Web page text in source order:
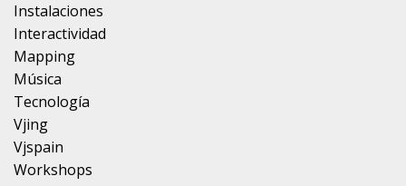
Instalaciones
Interactividad
Mapping
Música
Tecnología
Vjing
Vjspain
Workshops